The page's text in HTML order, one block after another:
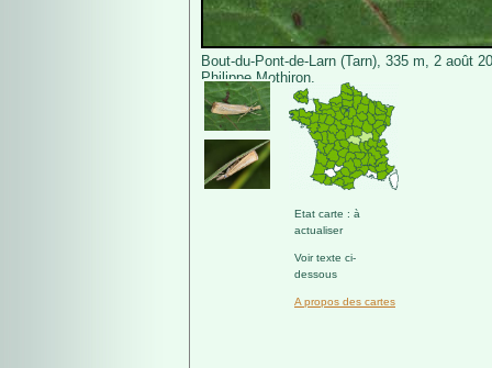
Bout-du-Pont-de-Larn (Tarn), 335 m, 2 août
Philippe Mothiron.
Etat carte : à
actualiser
Voir texte ci-
dessous
A propos des cartes